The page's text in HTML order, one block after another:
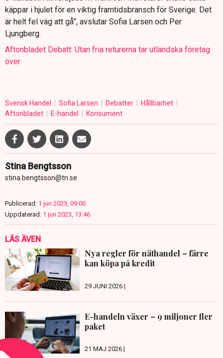
käppar i hjulet för en viktig framtidsbransch för Sverige. Det
är helt fel väg att gå”, avslutar Sofia Larsen och Per
Ljungberg.
Aftonbladet Debatt: Utan fria returerna tar utländska företag
över
Svensk Handel Sofia Larsen Debatter
Hållbarhet
Aftonbladet
E-handel Konsument
Stina Bengtsson
stina.bengtsson@tn.se
Publicerad: 1 jun 2023, 09:00
Uppdaterad: 1 jun 2023, 13:46
LÄS ÄVEN
Nya regler för näthandel – färre
kan köpa på kredit
29 JUNI 2026 |
E-handeln växer – 9 miljoner fler
paket
21 MAJ 2026 |